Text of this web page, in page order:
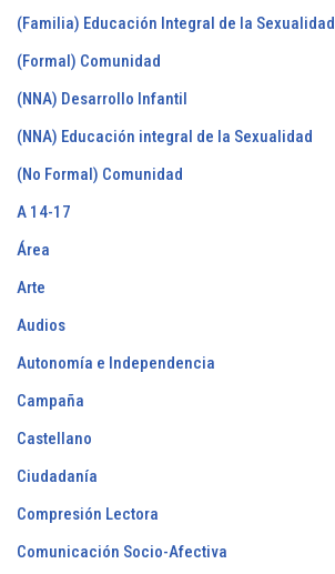
(Familia) Educación Integral de la Sexualidad
(Formal) Comunidad
(NNA) Desarrollo Infantil
(NNA) Educación integral de la Sexualidad
(No Formal) Comunidad
A 14-17
Área
Arte
Audios
Autonomía e Independencia
Campaña
Castellano
Ciudadanía
Compresión Lectora
Comunicación Socio-Afectiva